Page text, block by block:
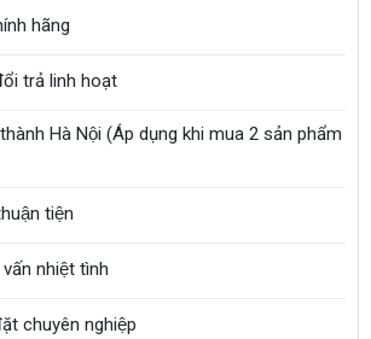
hãng
trả linh hoạt
Hà Nội (Áp dụng khi mua 2 sản phẩm
tiện
nhiệt tình
chuyên nghiệp